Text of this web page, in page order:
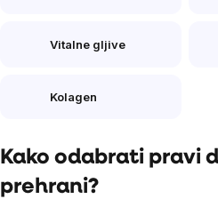
Vitalne gljive
Kolagen
Kako odabrati pravi
prehrani?